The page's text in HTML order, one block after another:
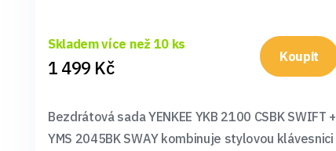
Skladem více než 10 ks
1 499 Kč Koupit
Bezdrátová sada YENKEE YKB 2100 CSBK SWIFT +
YMS 2045BK SWAY kombinuje stylovou klávesnici